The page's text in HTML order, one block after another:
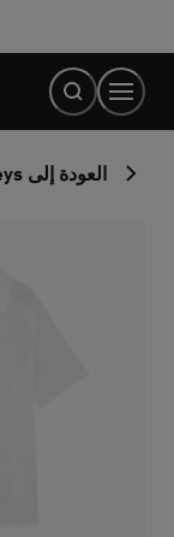
Content
العودة إلى Jerseys